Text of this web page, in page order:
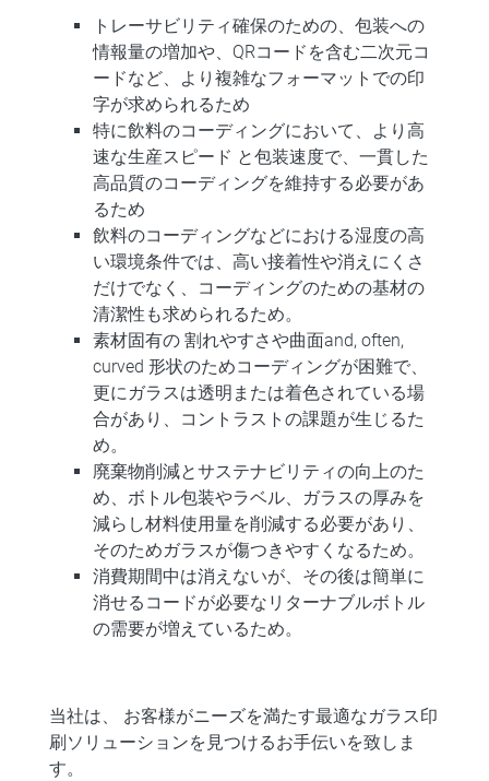
トレーサビリティ確保のための、 包装への
情報量の増加や、QRコードを含む二次元コ
ードなど、より複雑なフォーマットでの印
字が求められるため
特に飲料のコーディングにおいて、より 高
速な生産スピード と包装速度で、一貫した
高品質のコーディングを維持する必要があ
るため
飲料のコーディングなどにおける湿度の高
い環境条件では、高い接着性や消えにくさ
だけでなく、コーディングのための基材の
清潔性も求められるため。
素材固有の 割れやすさや曲面and, often,
curved 形状のためコーディングが困難で、
更にガラスは透明または着色されている場
合があり、コントラストの課題が生じるた
め。
廃棄物削減とサステナビリティの向上のた
め、ボトル包装やラベル、ガラスの厚みを
減らし材料使用量を削減する必要があり、
そのためガラスが傷つきやすくなるため。
消費期間中は消えないが、その後は簡単に
消せるコードが必要な リターナブルボトル
の需要が増えているため。
当社は、
お客様がニーズを満たす最適なガラス印
刷ソリューションを見つけるお手伝いを致しま
す。